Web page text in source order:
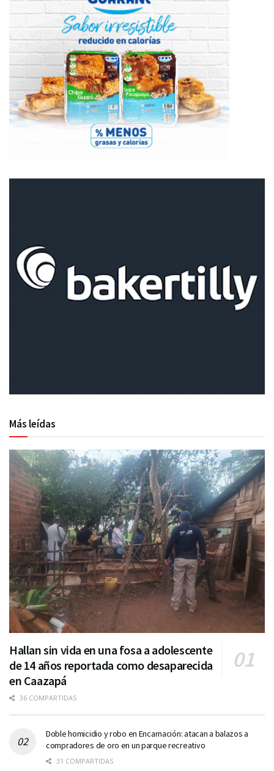
Más leídas
Hallan sin vida en una fosa a adolescente
de 14 años reportada como desaparecida
en Caazapá
36 COMPARTIDAS
Doble homicidio y robo en Encarnación: atacan a balazos a
compradores de oro en un parque recreativo
31 COMPARTIDAS